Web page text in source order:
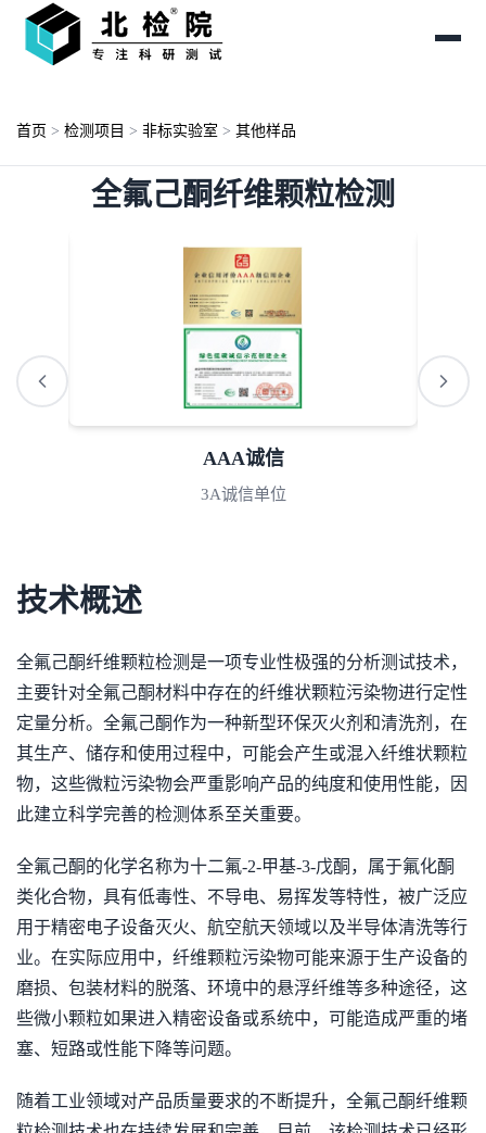
首页 > 检测项目 > 非标实验室 > 其他样品
全氟己酮纤维颗粒检测
AAA诚信
3A诚信单位
技术概述
全氟己酮纤维颗粒检测是一项专业性极强的分析测试技术，
主要针对全氟己酮材料中存在的纤维状颗粒污染物进行定性
定量分析。全氟己酮作为一种新型环保灭火剂和清洗剂，在
其生产、储存和使用过程中，可能会产生或混入纤维状颗粒
物，这些微粒污染物会严重影响产品的纯度和使用性能，因
此建立科学完善的检测体系至关重要。
全氟己酮的化学名称为十二氟-2-甲基-3-戊酮，属于氟化酮
类化合物，具有低毒性、不导电、易挥发等特性，被广泛应
用于精密电子设备灭火、航空航天领域以及半导体清洗等行
业。在实际应用中，纤维颗粒污染物可能来源于生产设备的
磨损、包装材料的脱落、环境中的悬浮纤维等多种途径，这
些微小颗粒如果进入精密设备或系统中，可能造成严重的堵
塞、短路或性能下降等问题。
随着工业领域对产品质量要求的不断提升，全氟己酮纤维颗